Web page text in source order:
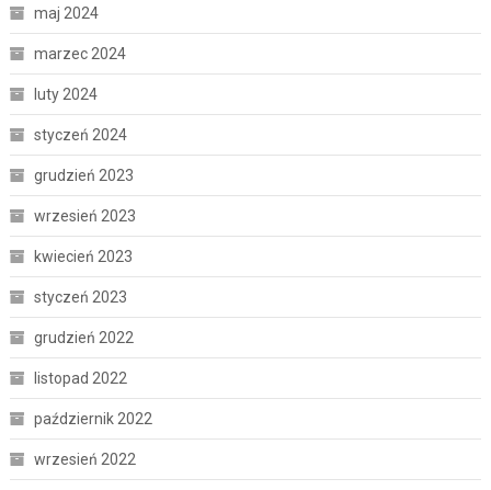
maj 2024
marzec 2024
luty 2024
styczeń 2024
grudzień 2023
wrzesień 2023
kwiecień 2023
styczeń 2023
grudzień 2022
listopad 2022
październik 2022
wrzesień 2022